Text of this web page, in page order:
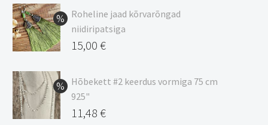
9,00 €
kuni
20,44 €
Roheline jaad kõrvarõngad
niidiripatsiga
Algne
oli:
17,00 €.
15,00 €
hind
on:
15,00 €.
Hõbekett #2 keerdus vormiga 75 cm
925"
Algne
11,48 €